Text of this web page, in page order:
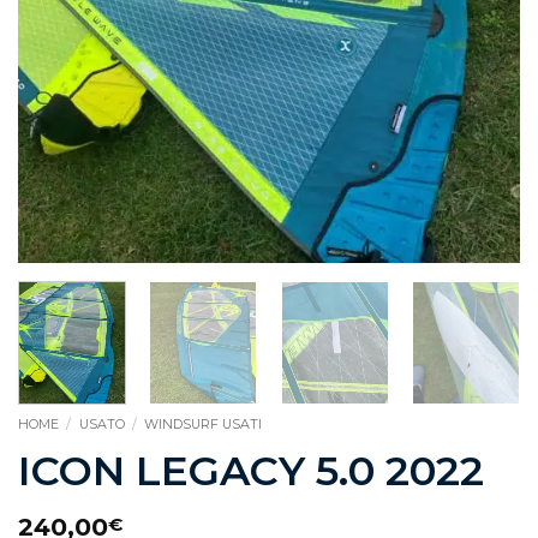
HOME / USATO / WINDSURF USATI
ICON LEGACY 5.0 2022
240,00€